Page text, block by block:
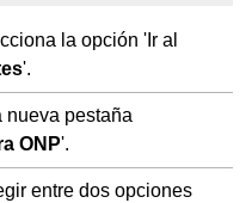
la opción 'Ir al
'.
nueva pestaña
ONP'.
entre dos opciones